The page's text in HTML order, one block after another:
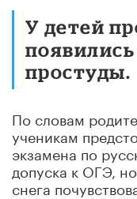
У детей
простуды.
По словам
ученикам
экзамена по
допуска к ОГЭ,
снега